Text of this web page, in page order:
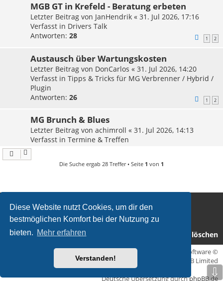
Diese Website nutzt Cookies, um dir den
bestmöglichen Komfort bei der Nutzung zu
bieten. Mehr erfahren
Verstanden!
MGB GT in Krefeld - Beratung erbeten
Letzter Beitrag von JanHendrik « 31. Jul 2026, 17:16
Verfasst in Drivers Talk
Antworten: 28 1 2
Austausch über Wartungskosten
Letzter Beitrag von DonCarlos « 31. Jul 2026, 14:20
Verfasst in Tipps & Tricks für MG Verbrenner / Hybrid /
Plugin
Antworten: 26 1 2
MG Brunch & Blues
Letzter Beitrag von achimroll « 31. Jul 2026, 14:13
Verfasst in Termine & Treffen
Die Suche ergab 28 Treffer • Seite 1 von 1
Homepage MG Drivers Club Deutschland
Foren-Übersicht
Alle Cookies löschen
Flat Style by phpBB
® Forum Software ©
phpBB Limited
Deutsche Übersetzung durchphpBB.de
⇩